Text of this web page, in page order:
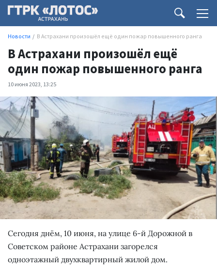
Новости В Астрахани произошёл ещё один пожар повышенного ранга
В Астрахани произошёл ещё
один пожар повышенного ранга
10 июня 2023, 13:25
Сегодня днём, 10 июня, на улице 6-й Дорожной в
Советском районе Астрахани загорелся
одноэтажный двухквартирный жилой дом.